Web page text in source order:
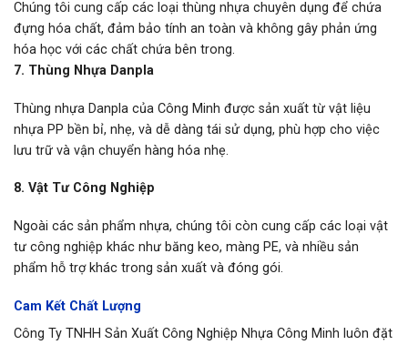
Chúng tôi cung cấp các loại thùng nhựa chuyên dụng để chứa
đựng hóa chất, đảm bảo tính an toàn và không gây phản ứng
hóa học với các chất chứa bên trong.
7. Thùng Nhựa Danpla
Thùng nhựa Danpla của Công Minh được sản xuất từ vật liệu
nhựa PP bền bỉ, nhẹ, và dễ dàng tái sử dụng, phù hợp cho việc
lưu trữ và vận chuyển hàng hóa nhẹ.
8. Vật Tư Công Nghiệp
Ngoài các sản phẩm nhựa, chúng tôi còn cung cấp các loại vật
tư công nghiệp khác như băng keo, màng PE, và nhiều sản
phẩm hỗ trợ khác trong sản xuất và đóng gói.
Cam Kết Chất Lượng
Công Ty TNHH Sản Xuất Công Nghiệp Nhựa Công Minh luôn đặt